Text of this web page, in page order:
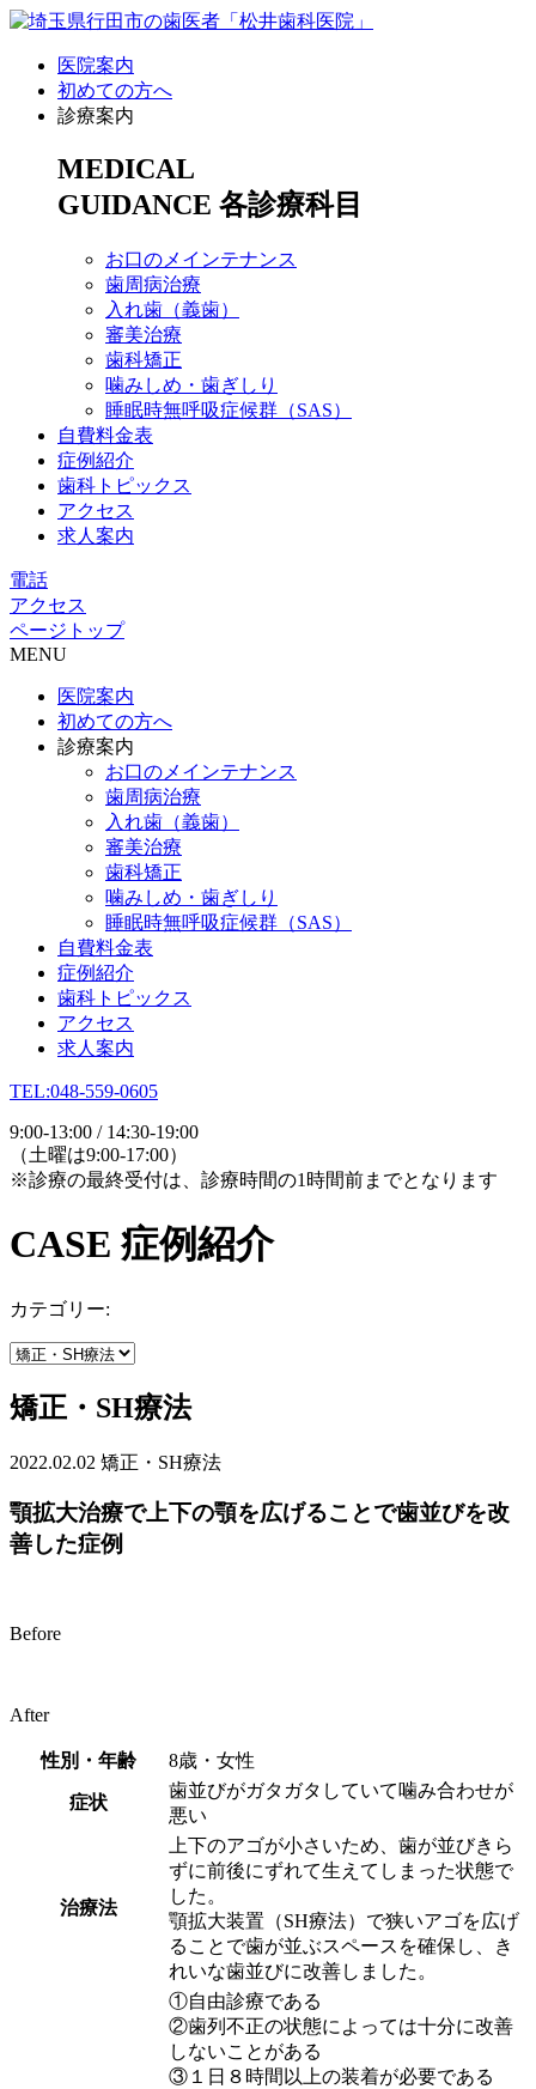
医院案内
初めての方へ
診療案内
MEDICAL
GUIDANCE 各診療科目
お口のメインテナンス
歯周病治療
入れ歯（義歯）
審美治療
歯科矯正
噛みしめ・歯ぎしり
睡眠時無呼吸症候群（SAS）
自費料金表
症例紹介
歯科トピックス
アクセス
求人案内
電話
アクセス
ページトップ
MENU
医院案内
初めての方へ
診療案内
お口のメインテナンス
歯周病治療
入れ歯（義歯）
審美治療
歯科矯正
噛みしめ・歯ぎしり
睡眠時無呼吸症候群（SAS）
自費料金表
症例紹介
歯科トピックス
アクセス
求人案内
TEL:048-559-0605
9:00-13:00 / 14:30-19:00
（土曜は9:00-17:00）
※診療の最終受付は、診療時間の1時間前までとなります
CASE 症例紹介
カテゴリー:
矯正・SH療法
2022.02.02 矯正・SH療法
顎拡大治療で上下の顎を広げることで歯並びを改
善した症例
Before
After
性別・年齢 8歳・女性
症状
歯並びがガタガタしていて噛み合わせが
悪い
治療法
上下のアゴが小さいため、歯が並びきら
ずに前後にずれて生えてしまった状態で
した。
顎拡大装置（SH療法）で狭いアゴを広げ
ることで歯が並ぶスペースを確保し、き
れいな歯並びに改善しました。
①自由診療である
②歯列不正の状態によっては十分に改善
しないことがある
③１日８時間以上の装着が必要である